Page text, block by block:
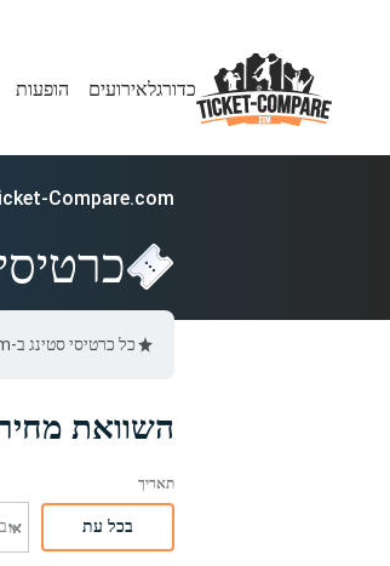
כדורגלאירועים הופעות
Compare.com
כל כרטיסי סטינג ב-Ticket-Compare.com הם אותנטיים, ממוכרים מאומתים מראש שמספקים אחריות של 100%.
השוואת
בכל עת